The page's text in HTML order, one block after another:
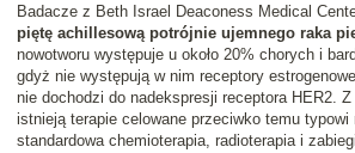
Badacze z Beth Israel Deaconess Medical
piętę achillesową potrójnie ujemnego raka
nowotworu występuje u około 20% chorych i
gdyż nie występują w nim receptory
nie dochodzi do nadekspresji receptora HER2.
istnieją terapie celowane przeciwko temu typowi
standardowa chemioterapia, radioterapia i